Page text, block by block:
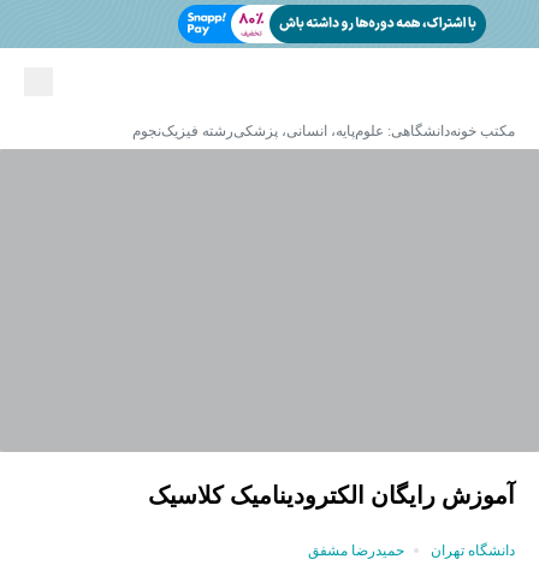
مکتب خونهدانشگاهی: علوم‌پایه، انسانی، پزشکیرشته فیزیکنجوم
آموزش رایگان الکترودینامیک کلاسیک
دانشگاه تهران حمیدرضا مشفق